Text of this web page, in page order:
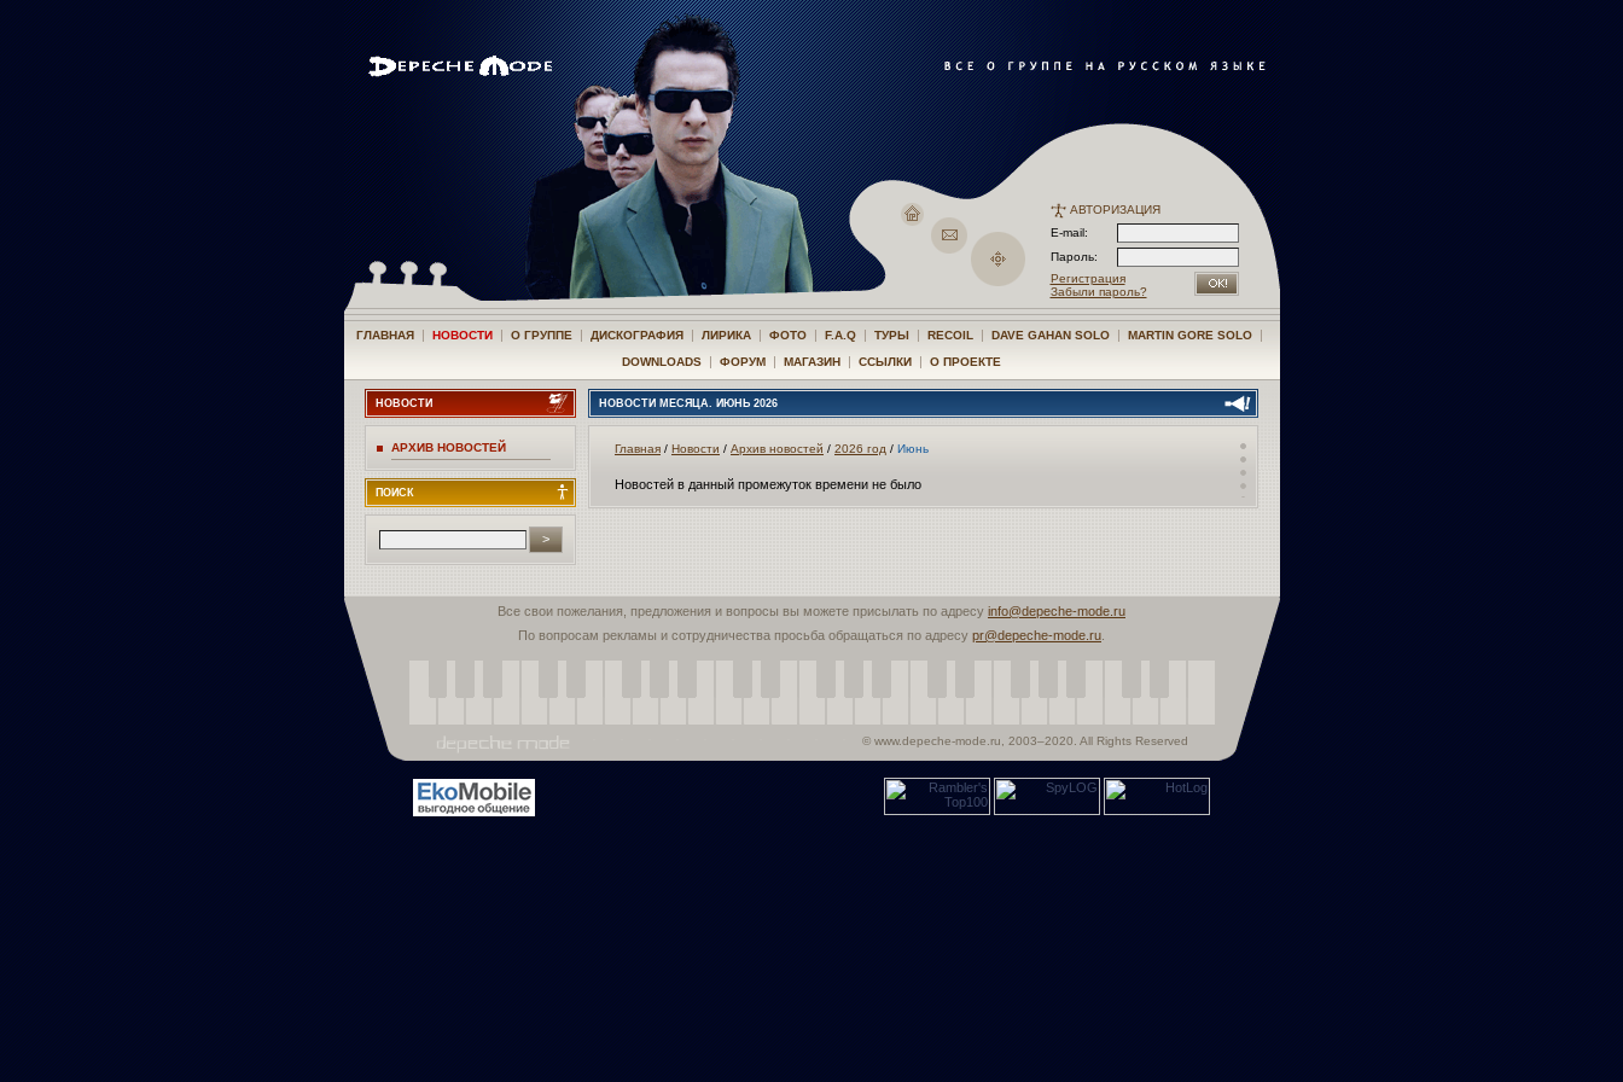
АВТОРИЗАЦИЯ
E-mail:
Пароль:
Регистрация
Забыли пароль?
ГЛАВНАЯ | НОВОСТИ | О ГРУППЕ | ДИСКОГРАФИЯ | ЛИРИКА | ФОТО | F.A.Q | ТУРЫ | RECOIL | DAVE GAHAN SOLO | MARTIN GORE SOLO |
DOWNLOADS | ФОРУМ | МАГАЗИН | ССЫЛКИ | О ПРОЕКТЕ
НОВОСТИ
АРХИВ НОВОСТЕЙ
ПОИСК
НОВОСТИ МЕСЯЦА. ИЮНЬ 2026
Главная / Новости / Архив новостей / 2026 год / Июнь
Новостей в данный промежуток времени не было
Все свои пожелания, предложения и вопросы вы можете присылать по адресу info@depeche-mode.ru
По вопросам рекламы и сотрудничества просьба обращаться по адресу pr@depeche-mode.ru
© www.depeche-mode.ru, 2003–2020. All Rights Reserved